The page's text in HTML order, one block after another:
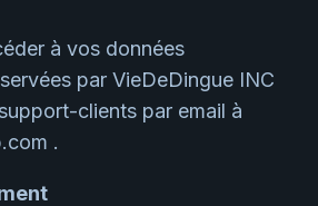
à vos données
par VieDeDingue INC
clients par email à
.